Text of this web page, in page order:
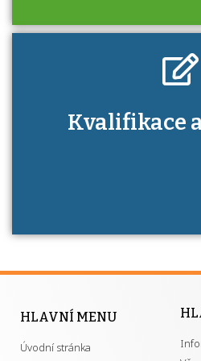
Kdo je to autorizovaná
má získání
Kvalifikace
HLAVNÍ MENU
Úvodní stránka